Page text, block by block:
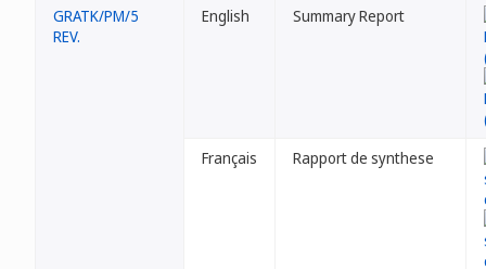
GRATK/PM/5
REV.
English Summary Report
Français Rapport de synthese